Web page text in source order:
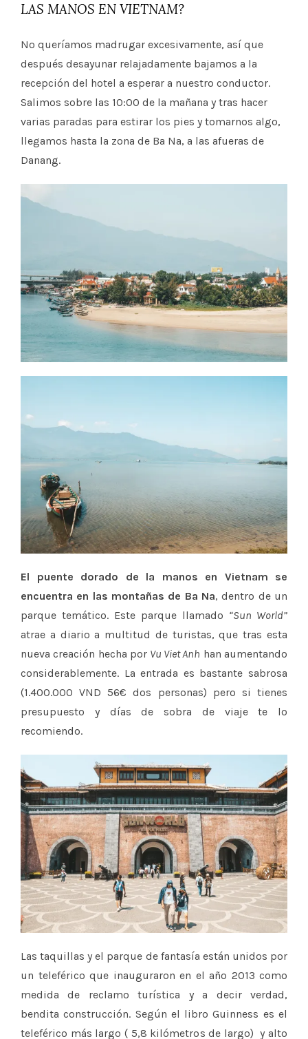
LAS MANOS EN VIETNAM?
No queríamos madrugar excesivamente, así que
después desayunar relajadamente bajamos a la
recepción del hotel a esperar a nuestro conductor.
Salimos sobre las 10:00 de la mañana y tras hacer
varias paradas para estirar los pies y tomarnos algo,
llegamos hasta la zona de Ba Na, a las afueras de
Danang.
El puente dorado de la manos en Vietnam
se
encuentra en las montañas de Ba Na, dentro de un
parque temático. Este parque llamado “Sun World”
atrae a diario a multitud de turistas, que tras esta
nueva creación hecha por Vu Viet Anh han aumentando
considerablemente. La entrada es bastante sabrosa
(1.400.000 VND 56€ dos personas) pero si tienes
presupuesto y días de sobra de viaje te lo
recomiendo.
Las taquillas y el parque de fantasía están unidos por
un teleférico que inauguraron en el año 2013 como
medida de reclamo turística y a decir verdad,
bendita construcción. Según el libro Guinness es el
teleférico más largo ( 5,8 kilómetros de largo) y alto